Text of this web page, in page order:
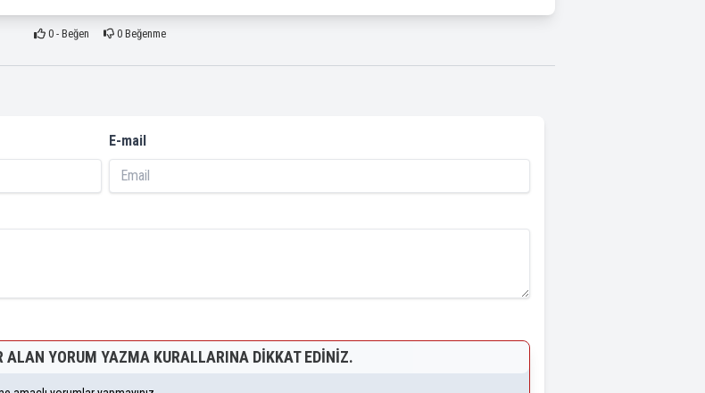
0- Beğen 0 Beğenme
E-mail
ALAN YORUM YAZMA KURALLARINA DIKKAT EDINIZ.